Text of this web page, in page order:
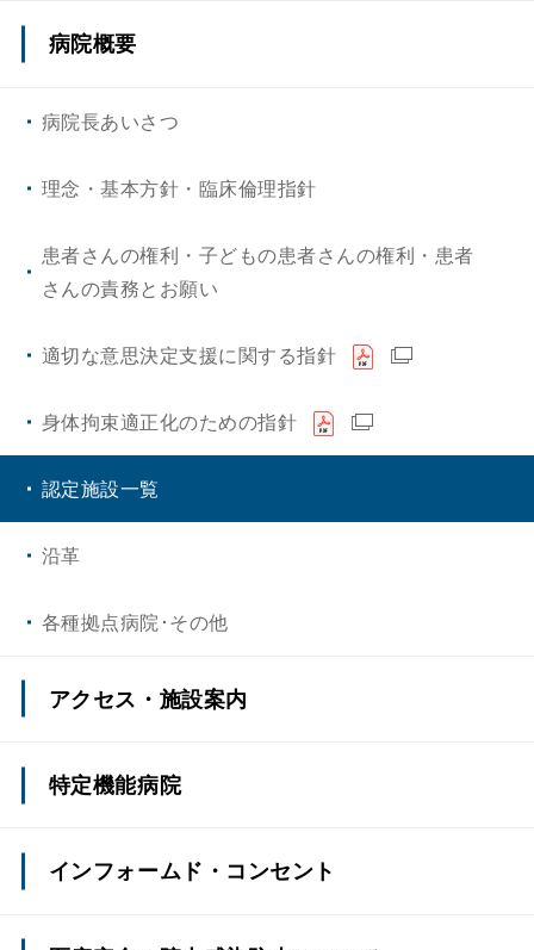
病院概要
病院長あいさつ
理念・基本方針・臨床倫理指針
患者さんの権利・子どもの患者さんの権利・患者
さんの責務とお願い
適切な意思決定支援に関する指針
身体拘束適正化のための指針
認定施設一覧
沿革
各種拠点病院･その他
アクセス・施設案内
アクセス
特定機能病院
インフォームド・コンセント